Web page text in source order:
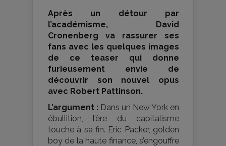
Après un détour par
l’académisme, David
Cronenberg va rassurer ses
fans avec les quelques images
de ce teaser qui donne
furieusement envie de
découvrir son nouvel opus
avec Robert Pattinson.
L’argument : Dans un New York en
ébullition, l’ère du capitalisme
touche à sa fin. Eric Packer, golden
boy de la haute finance, s’engouffre